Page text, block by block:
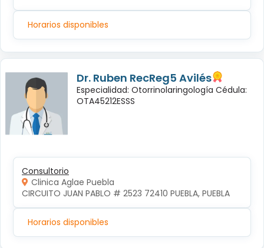
Horarios disponibles
Dr. Ruben RecReg5 Avilés
Especialidad: Otorrinolaringología Cédula:
OTA45212ESSS
Consultorio
Clinica Aglae Puebla
CIRCUITO JUAN PABLO # 2523 72410 PUEBLA, PUEBLA
Horarios disponibles